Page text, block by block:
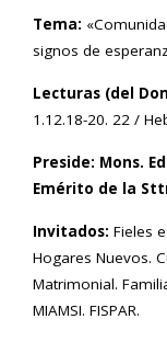
Tema:
signos de
Lecturas (del
1.12.18-20. 22 /
Preside: Mons.
Emérito de la
Invitados: Fieles
Hogares Nuevos.
Matrimonial.
MIAMSI. FISPAR.